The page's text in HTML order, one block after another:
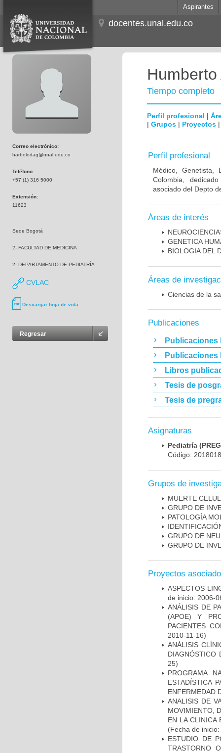
Aspirantes
docentes.unal.edu.co
Correo electrónico:
harboledag@unal.edu.co
Teléfono:
+57 (1) 316 5000
Extensión:
11623
Sede Bogotá
2- FACULTAD DE MEDICINA
2- DEPARTAMENTO DE PEDIATRÍA
CVLAC
Descargar hoja de vida
Regresar
Tiempo completo
Perfil profesional |
| Grupos | Proyectos
Perfil profesional
Médico, Genetista,
Colombia,
asociado del Depto
Áreas de interés
GENETICA
BIOLOGIA DEL
Áreas de
Ciencias de la
Publicaciones
Publicaciones
Publicaciones
Libros
Tesis de
Tesis de
Asignaturas
Pediatría
Código:
Grupos de
MUERTE
GRUPO DE
PATOLOGÍA
GRUPO DE
GRUPO DE
Proyectos
ASPECTOS
de inicio: 2006-
ANÁLISIS DE
(APOE) Y
PACIENTES
2010-11-16)
ANÁLISIS
DIAGNÓSTICO
25)
PROGRAMA
ESTADÍSTICA
ENFERMEDAD
ANALISIS DE
MOVIMIENTO,
EN LA CLINICA
(Fecha de
ESTUDIO DE
TRASTORNO